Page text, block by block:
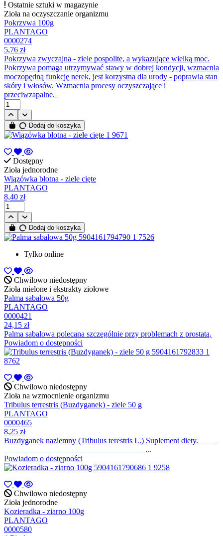
Ostatnie sztuki w magazynie
Zioła na oczyszczanie organizmu
Pokrzywa 100g
PLANTAGO
0000274
5,76 zł
Pokrzywa zwyczajna - ziele pospolite, a wykazujące wielką moc.
Pokrzywa pomaga utrzymywać stawy w dobrej kondycji, wzmacnia
moczopędną funkcję nerek, jest korzystna dla urody - poprawia stan
skóry i włosów. Wzmacnia procesy oczyszczające i
przeciwzapalne.
Dodaj do koszyka
Dostępny
Zioła jednorodne
Wiązówka błotna - ziele cięte
PLANTAGO
8,40 zł
Dodaj do koszyka
Tylko online
Chwilowo niedostępny
Zioła mielone i ekstrakty ziołowe
Palma sabałowa 50g
PLANTAGO
0000421
24,15 zł
Palma sabalowa polecana szczególnie przy problemach z prostatą.
Powiadom o dostępności
Chwilowo niedostępny
Zioła na wzmocnienie organizmu
Tribulus terrestris (Buzdyganek) - ziele 50 g
PLANTAGO
0000465
8,25 zł
Buzdyganek naziemny (Tribulus terestris L.) Suplement diety.
...
Powiadom o dostępności
Chwilowo niedostępny
Zioła jednorodne
Kozieradka - ziarno 100g
PLANTAGO
0000580